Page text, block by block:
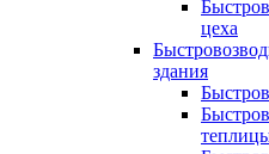
цеха
здания